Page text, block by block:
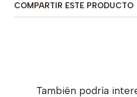
COMPARTIR ESTE PRODUCTO
También podría